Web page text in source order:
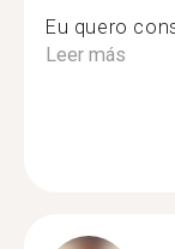
Eu quero
Leer más